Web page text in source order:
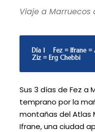
Viaje a Marruecos
Día 1
Fez = Ifrane
Ziz = Erg Chebbi
Sus 3 días de Fez a
temprano por la
montañas del Atlas
Ifrane, una ciudad